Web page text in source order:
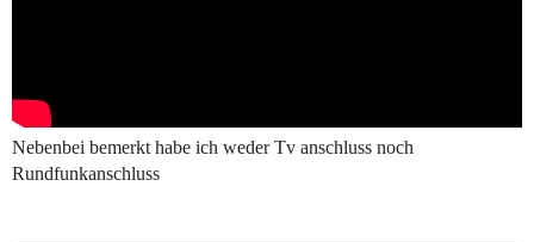
Nebenbei bemerkt habe ich weder Tv anschluss noch
Rundfunkanschluss